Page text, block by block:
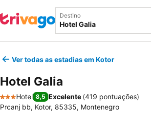
Destino
Ver todas as estadias em Kotor
Hotel Galia
3 Estrelas
Hotel 8,5 Excelente (419 pontuações)
Prcanj bb, Kotor, 85335, Montenegro